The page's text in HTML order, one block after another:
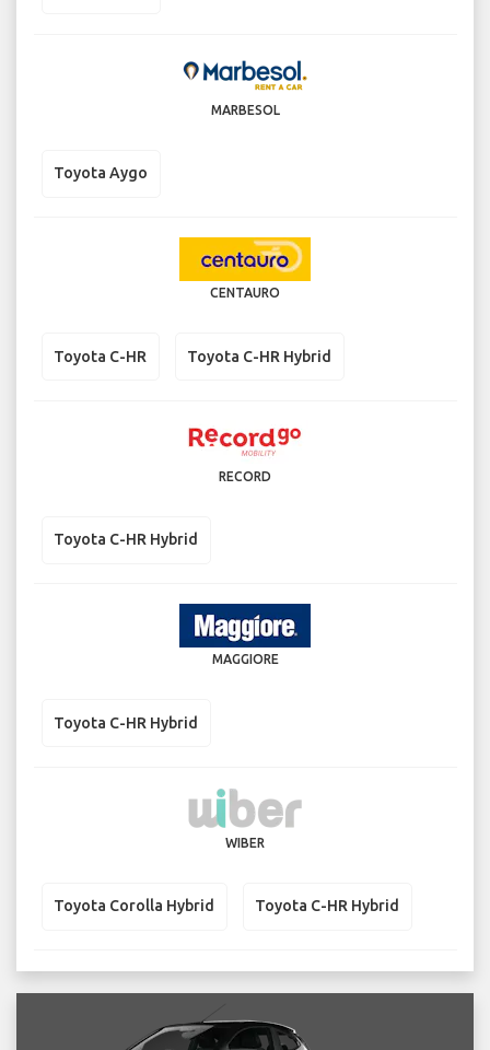
MARBESOL
Toyota Aygo
CENTAURO
Toyota C-HR Toyota C-HR Hybrid
RECORD
Toyota C-HR Hybrid
MAGGIORE
Toyota C-HR Hybrid
WIBER
Toyota Corolla Hybrid Toyota C-HR Hybrid